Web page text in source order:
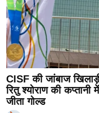
CISF की जांबाज
रितु श्योराण की कप्तानी
जीता गोल्ड